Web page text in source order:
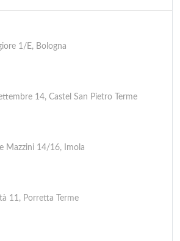
1/E, Bologna
14, Castel San Pietro Terme
Mazzini 14/16, Imola
11, Porretta Terme